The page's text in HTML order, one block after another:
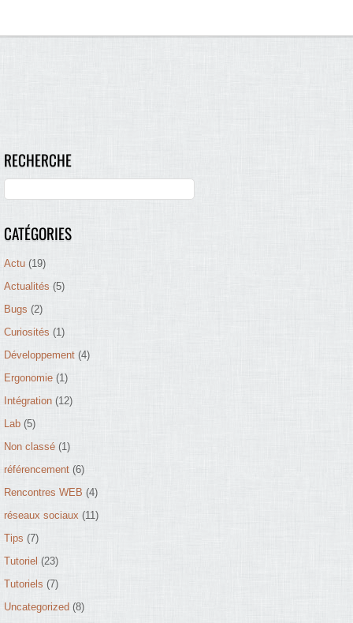
RECHERCHE
CATÉGORIES
Actu (19)
Actualités (5)
Bugs (2)
Curiosités (1)
Développement (4)
Ergonomie (1)
Intégration (12)
Lab (5)
Non classé (1)
référencement (6)
Rencontres WEB (4)
réseaux sociaux (11)
Tips (7)
Tutoriel (23)
Tutoriels (7)
Uncategorized (8)